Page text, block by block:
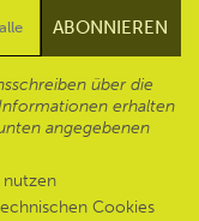
über die
erhalten
angegebenen
nutzen
Cookies